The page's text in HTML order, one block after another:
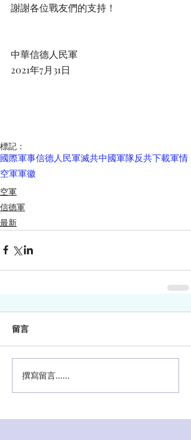
謝謝各位戰友們的支持！
中華信德人民軍
2021年7月31日
標記：
國際軍事信德人民軍滅共中國軍隊反共下載軍情
空軍軍徽
空軍
信德軍
最新
留言
撰寫留言......